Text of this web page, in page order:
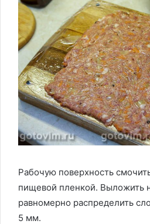
Рабочую поверхность
пищевой пленкой. Выложить
равномерно распределить
5 мм.